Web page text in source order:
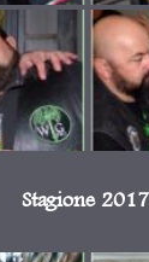
Stagione 2017